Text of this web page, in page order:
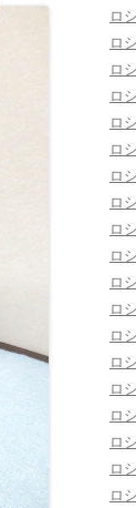
ロ
ロ
ロ
ロ
ロ
ロ
ロ
ロ
ロ
ロ
ロ
ロ
ロ
ロ
ロ
ロ
ロ
ロ
ロ